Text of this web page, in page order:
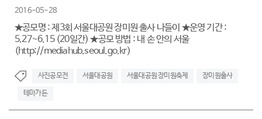
2016-05-28
★공모명 : 제3회 서울대공원 장미원 출사 나들이 ★운영 기간 :
5.27~6.15 (20일간) ★공모 방법 : 내 손 안의 서울
(http://mediahub.seoul.go.kr)
사진공모전 서울대공원 서울대공원 장미원축제 장미원출사
테마가든